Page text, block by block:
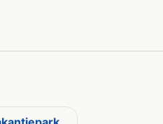
Watertappunten zijn op of in